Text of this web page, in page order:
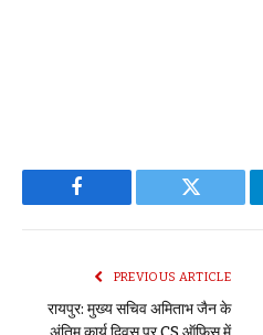
Facebook Twitter
PREVIOUS ARTICLE
रायपुर: मुख्य सचिव अमिताभ जैन के